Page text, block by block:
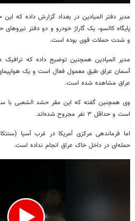
مدیر دفتر المیادین در بغداد گزارش داده که این
پایگاهکالسو، یک گاراژ خودرو و دو دفتر نیروهای
و شدت حملات قوی بوده است.
مدیر المیادین همچنین توضیح داده که ترافیک
آسمان عراق طبق معمول فعال است و یک
عراق مشاهده شده است.
وی همچنین گفته که این مقر حشد الشعبی با
است و حداقل ۳ نفر مجروح شده‌اند.
اما فرماندهی مرکزی آمریکا در غرب آسیا (
حمله‌ای در داخل خاک عراق انجام نداده است.